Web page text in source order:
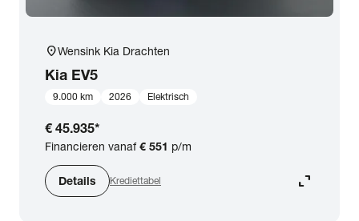
location_onWensink Kia Drachten
Kia EV5
9.000 km 2026 Elektrisch
€ 45.935*
Financieren vanaf€ 551 p/m
Details Krediettabel expand_content